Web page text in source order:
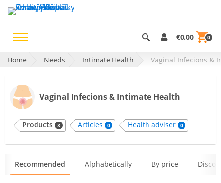
€0.00 0
Home Needs Intimate Health Vaginal Infecions &
Vaginal Infecions & Intimate Health
Products 3 Articles 0 Health adviser 0
Recommended Alphabetically By price